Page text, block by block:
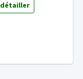
détailler